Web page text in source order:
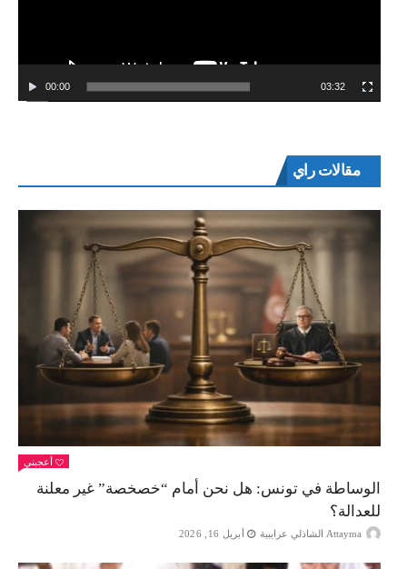
00:00 03:32
مقالات راي
أعجبني
الوساطة في تونس: هل نحن أمام “خصخصة” غير معلنة
للعدالة؟
Attayma الشاذلي عرايبية أبريل 16, 2026